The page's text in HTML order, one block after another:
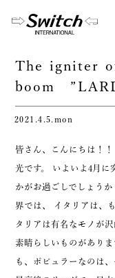
The igniter
boom
2021.4.5.mon
皆さん、こんにちは！
光です。 いよいよ4月に
かがお過ごしでしょう
界では、 イタリアは、
タリアは有名なモノが
素晴らしいものがあり
も、ポピュラーなのは